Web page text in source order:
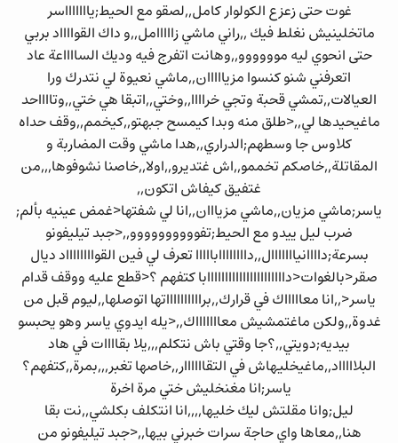
غوت حتى زعزع الكولوار كامل,,لصقو مع الحيط;ياااااااسر
ماتخلينيش نغلط فيك ,,راني ماشي زااااامل,,و داك القوااااد بربي
حتى انحوي ليه موووووو,,وهانت اتفرج فيه وديك السااااعة عاد
اتعرفني شنو كنسوا مزيااااان,,ماشي نعيوة لي نتدرك ورا
العيالات,,تمشي قحبة وتجي خراااا,,وختي,,اتبقا هي ختي,,وتااااحد
ماغيحيدها لي,,<طلق منه وبدا كيمسح جبهتو,,كيخمم,,وقف حداه
كلاوس جا وسطهم;الدراري,,هدا ماشي وقت المضاربة و
المقاتلة,,خاصكم تخممو,,اش غتديرو,,اولا,,خاصنا نشوفوها,,,من
غتفيق كيفاش اتكون,,
ياسر;ماشي مزيان,,ماشي مزيااان,,انا لي شفتها<غمض عينيه بألم;
ضرب ليل ييدو مع الحيط;تفوووووووووو,,<جبد تيليفونو
بسرعة;داااانيااااااال,,داااااااابااااا تعرف لي فين القوااااااااد ديال
صقر<بالغوات<داااااااااااااااااااااابا كتفهم ؟<قطع عليه ووقف قدام
ياسر<,,انا معاااااك في قرارك,,برااااااااااتها اتوصلها,,ليوم قبل من
غدوة,,ولكن ماغتمشيش معاااااااك,,<يله ايدوي ياسر وهو يحبسو
بيديه;دويتي,,؟جا وقتي باش نتكلم,,,يلا بقاااات في هاد
البلاااااد,,ماغيخليهاش في التقاااااار,,خاصها تغبر,,,بمرة,,كتفهم؟
ياسر;انا مغنخليش ختي مرة اخرة
ليل;وانا مقلتش ليك خليها,,,,انا انتكلف بكلشي,,نت بقا
هنا,,معاها واي حاجة سرات خبرني بيها,,<جبد تيليفونو من